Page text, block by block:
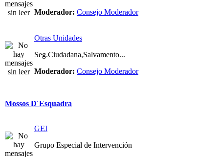
Moderador: Consejo Moderador
Otras Unidades
Seg.Ciudadana,Salvamento...
Moderador: Consejo Moderador
Mossos D´Esquadra
GEI
Grupo Especial de Intervención